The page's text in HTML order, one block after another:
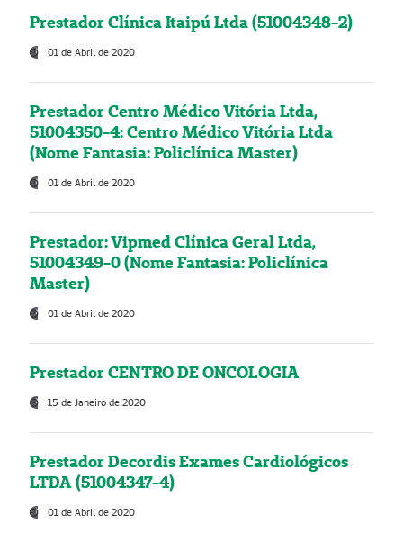
Prestador Clínica Itaipú Ltda (51004348-2)
01 de Abril de 2020
Prestador Centro Médico Vitória Ltda,
51004350-4: Centro Médico Vitória Ltda
(Nome Fantasia: Policlínica Master)
01 de Abril de 2020
Prestador: Vipmed Clínica Geral Ltda,
51004349-0 (Nome Fantasia: Policlínica
Master)
01 de Abril de 2020
Prestador CENTRO DE ONCOLOGIA
15 de Janeiro de 2020
Prestador Decordis Exames Cardiológicos
LTDA (51004347-4)
01 de Abril de 2020